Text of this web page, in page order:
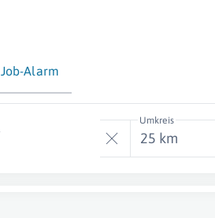
Job-Alarm
Umkreis
25 km